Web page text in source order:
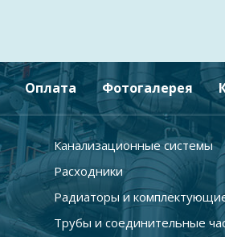
Оплата Фотогалерея
Канализационные системы
Расходники
Радиаторы и
Трубы и соединительные